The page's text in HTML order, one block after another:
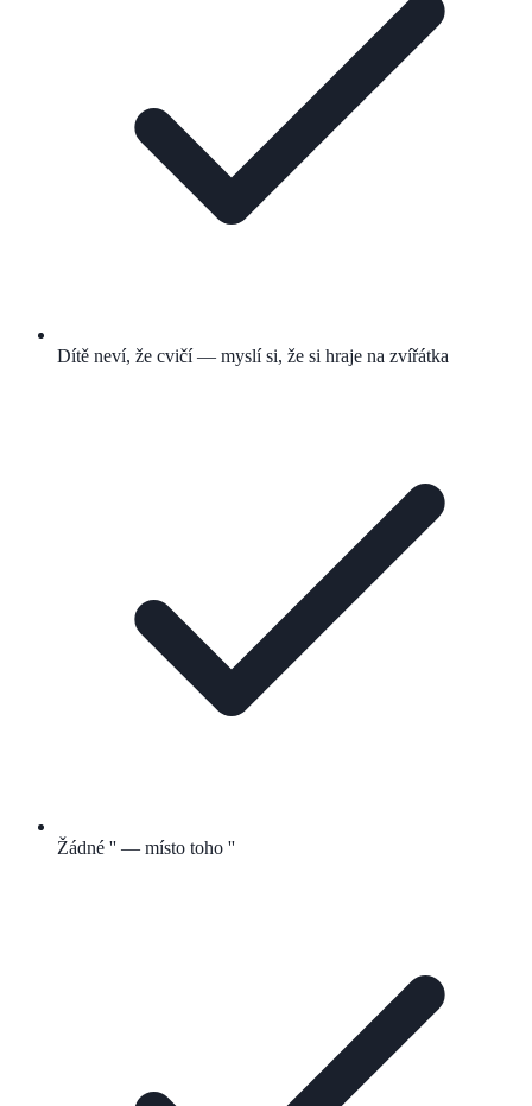
Dítě neví, že cvičí — myslí si, že si hraje na zvířátka
Žádné '' — místo toho ''